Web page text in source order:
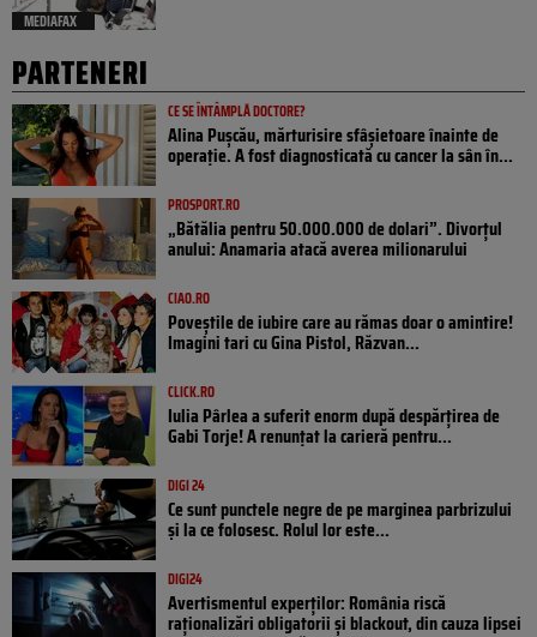
MEDIAFAX
PARTENERI
CE SE ÎNTÂMPLĂ DOCTORE?
Alina Pușcău, mărturisire sfâșietoare înainte de
operație. A fost diagnosticată cu cancer la sân în...
PROSPORT.RO
„Bătălia pentru 50.000.000 de dolari”. Divorțul
anului: Anamaria atacă averea milionarului
CIAO.RO
Poveştile de iubire care au rămas doar o amintire!
Imagini tari cu Gina Pistol, Răzvan...
CLICK.RO
Iulia Pârlea a suferit enorm după despărțirea de
Gabi Torje! A renunțat la carieră pentru...
DIGI 24
Ce sunt punctele negre de pe marginea parbrizului
și la ce folosesc. Rolul lor este...
DIGI24
Avertismentul experților: România riscă
raționalizări obligatorii și blackout, din cauza lipsei